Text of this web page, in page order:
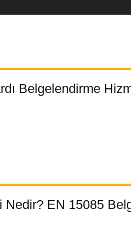
Belgelendirme
EN 15085